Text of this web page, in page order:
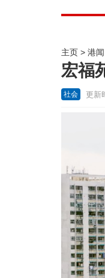
主页 港闻
宏福
社会 更新